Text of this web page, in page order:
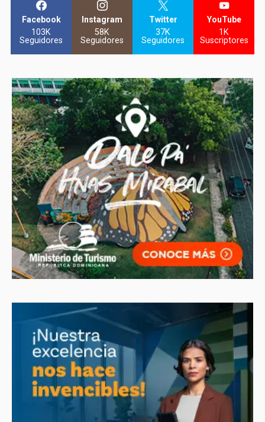
Facebook
103K
Seguidores
Instagram
58K
Seguidores
Twitter
37K
Seguidores
YouTube
1K
Suscriptores